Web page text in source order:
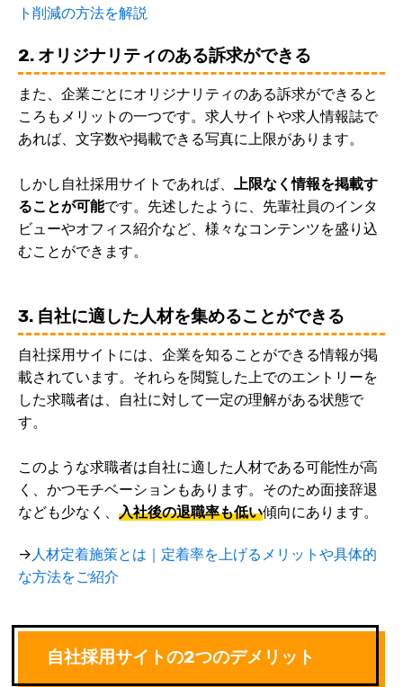
ト削減の方法を解説
2. オリジナリティのある訴求ができる
また、企業ごとにオリジナリティのある訴求ができると
ころもメリットの一つです。求人サイトや求人情報誌で
あれば、文字数や掲載できる写真に上限があります。
しかし自社採用サイトであれば、
上限なく情報を掲載す
ることが可能です。先述したように、先輩社員のインタ
ビューやオフィス紹介など、様々なコンテンツを盛り込
むことができます。
3. 自社に適した人材を集めることができる
自社採用サイトには、企業を知ることができる情報が掲
載されています。それらを閲覧した上でのエントリーを
した求職者は、自社に対して一定の理解がある状態で
す。
このような求職者は自社に適した人材である可能性が高
く、かつモチベーションもあります。そのため面接辞退
なども少なく、 入社後の退職率も低い傾向にあります。
→人材定着施策とは｜定着率を上げるメリットや具体的
な方法をご紹介
自社採用サイトの2つのデメリット